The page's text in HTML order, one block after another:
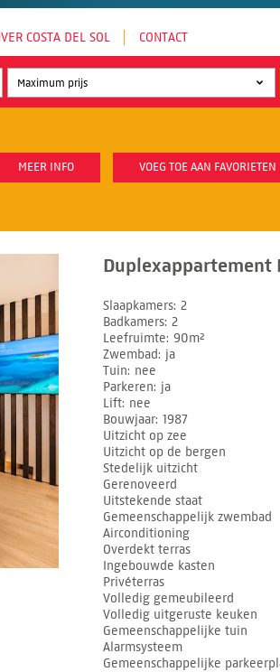
COSTA DEL SOL CONTACT
MEER INFO VOEG TOE AAN FAVORIETEN
Duplexappartement
Slaapkamers 2
Badkamers 2
Leefruimte 90m²
Zwembad
ja
Tuin nee
Parkeren ja
Lift nee
Bouwjaar 1987
Uitzicht op zee
Uitzicht op de bergen
Stedelijk uitzicht
Gerenoveerd
Uitstekende staat
Gemeenschappelijk zwembad
Airconditioning
Overdekt terras
Ingebouwde kasten
Privéterras
Volledig gemeubileerd
Volledig uitgeruste keuken
Gemeenschappelijke tuin
Alarmsysteem
Gemeenschappelijke